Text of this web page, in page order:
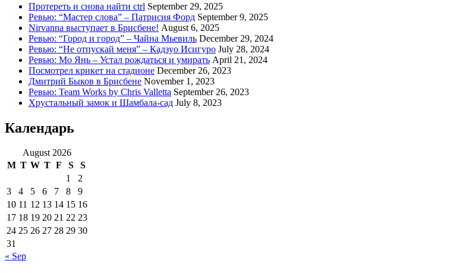
Протереть и снова найти ctrl September 29, 2025
Ревью: “Мастер слова” – Патрисия Форд September 9, 2025
Nirvanna выступает в Брисбене! August 6, 2025
Ревью: “Город и город” – Чайна Мьевиль December 29, 2024
Ревью: “Не отпускай меня” – Кадзуо Исигуро July 28, 2024
Ревью: Мо Янь – Устал рождаться и умирать April 21, 2024
Посмотрел крикет на стадионе December 26, 2023
Дмитрий Быков в Брисбене November 1, 2023
Ревью: Team Works by Chris Valletta September 26, 2023
Хрустальный замок и Шамбала-сад July 8, 2023
Календарь
August 2026
M T W T F S
S
1
2
3
4 5 6 7 8
9
10 11 12 13 14 15 16
17 18 19 20 21 22 23
24 25 26 27 28 29 30
31
« Sep